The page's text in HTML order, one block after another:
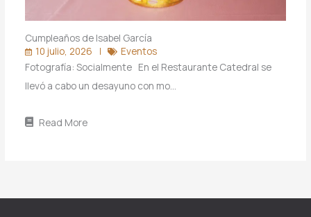
Cumpleaños de Isabel García
10 julio, 2026
Eventos
Fotografía: Socialmente En el Restaurante Catedral se
llevó a cabo un desayuno con mo…
Read More